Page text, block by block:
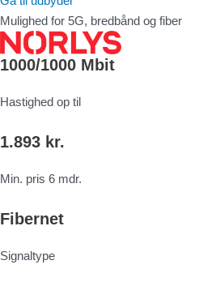
Mulighed for 5G, bredbånd og fiber
1000/1000 Mbit
Hastighed op til
1.893 kr.
Min. pris 6 mdr.
Fibernet
Signaltype